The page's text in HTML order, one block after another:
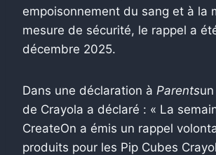
empoisonnement du sang et à la
mesure de sécurité, le rappel a
décembre 2025.
Dans une déclaration à Parents
de Crayola a déclaré : « La
CreateOn a émis un rappel
produits pour les Pip Cubes